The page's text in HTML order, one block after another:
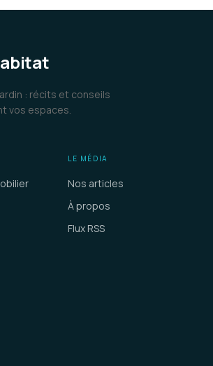
: récits et conseils
vos espaces.
LE MÉDIA
Nos articles
À propos
Flux RSS